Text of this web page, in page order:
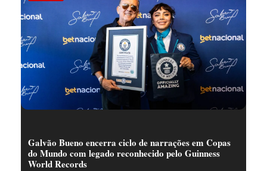
Galvão Bueno encerra ciclo de narrações em Copas
do Mundo com legado reconhecido pelo Guinness
World Records